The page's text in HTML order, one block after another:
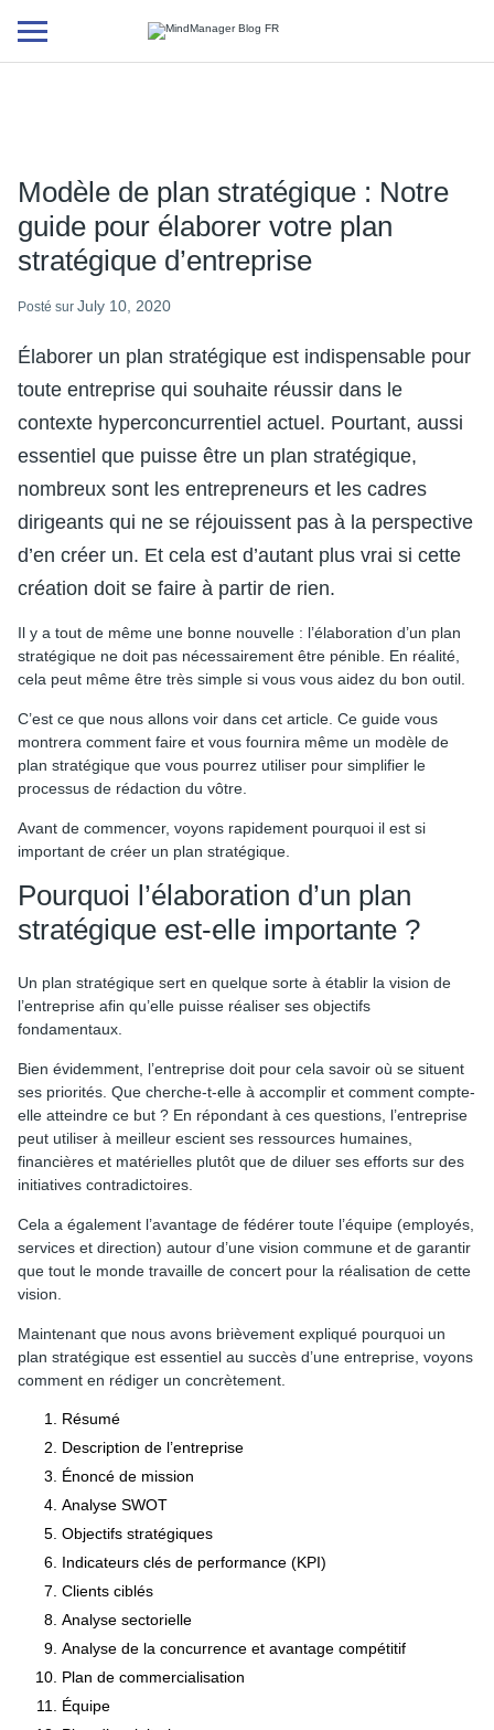
Additional
menu
Modèle de plan stratégique : Notre
guide pour élaborer votre plan
stratégique d’entreprise
Posté sur July 10, 2020
Élaborer un plan stratégique est indispensable pour
toute entreprise qui souhaite réussir dans le
contexte hyperconcurrentiel actuel. Pourtant, aussi
essentiel que puisse être un plan stratégique,
nombreux sont les entrepreneurs et les cadres
dirigeants qui ne se réjouissent pas à la perspective
d’en créer un. Et cela est d’autant plus vrai si cette
création doit se faire à partir de rien.
Il y a tout de même une bonne nouvelle : l’élaboration d’un plan
stratégique ne doit pas nécessairement être pénible. En réalité,
cela peut même être très simple si vous vous aidez du bon outil.
C’est ce que nous allons voir dans cet article. Ce guide vous
montrera comment faire et vous fournira même un modèle de
plan stratégique que vous pourrez utiliser pour simplifier le
processus de rédaction du vôtre.
Avant de commencer, voyons rapidement pourquoi il est si
important de créer un plan stratégique.
Pourquoi l’élaboration d’un plan
stratégique est-elle importante ?
Un plan stratégique sert en quelque sorte à établir la vision de
l’entreprise afin qu’elle puisse réaliser ses objectifs
fondamentaux.
Bien évidemment, l’entreprise doit pour cela savoir où se situent
ses priorités. Que cherche-t-elle à accomplir et comment compte-
elle atteindre ce but ? En répondant à ces questions, l’entreprise
peut utiliser à meilleur escient ses ressources humaines,
financières et matérielles plutôt que de diluer ses efforts sur des
initiatives contradictoires.
Cela a également l’avantage de fédérer toute l’équipe (employés,
services et direction) autour d’une vision commune et de garantir
que tout le monde travaille de concert pour la réalisation de cette
vision.
Maintenant que nous avons brièvement expliqué pourquoi un
plan stratégique est essentiel au succès d’une entreprise, voyons
comment en rédiger un concrètement.
Résumé
Description de l’entreprise
Énoncé de mission
Analyse SWOT
Objectifs stratégiques
Indicateurs clés de performance (KPI)
Clients ciblés
Analyse sectorielle
Analyse de la concurrence et avantage compétitif
Plan de commercialisation
Équipe